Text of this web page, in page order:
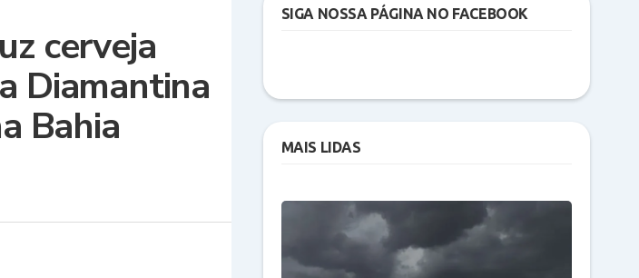
cerveja
Diamantina
Bahia
SIGA NOSSA PÁGINA NO FACEBOOK
MAIS LIDAS